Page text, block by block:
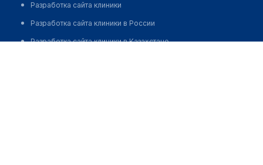
Разработка сайта клиники
Разработка сайта клиники в России
Разработка сайта клиники в Казахстане